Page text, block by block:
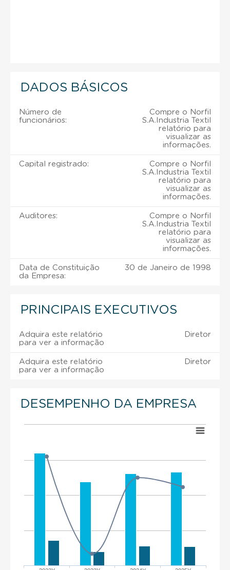
DADOS BÁSICOS
Número de
funcionários:
Compre o Norfil
S.A.Industria Textil
relatório para
visualizar as
informações.
Capital registrado:
Compre o Norfil
S.A.Industria Textil
relatório para
visualizar as
informações.
Auditores:
Compre o Norfil
S.A.Industria Textil
relatório para
visualizar as
informações.
Data de Constituição
da Empresa:
30 de Janeiro de 1998
PRINCIPAIS EXECUTIVOS
Adquira este relatório
para ver a informação
Diretor
Adquira este relatório
para ver a informação
Diretor
DESEMPENHO DA EMPRESA